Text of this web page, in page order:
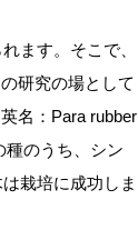
ます。そこで、
研究の場として
名：Para rubber
種のうち、シン
栽培に成功しま